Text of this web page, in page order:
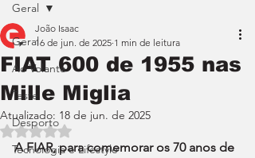
Geral
Ao Volante
Teste
Desporto
Tecnologia e Lifestyle
Geral
FIAT 600 de 1955 nas
Mille Miglia
João Isaac
16 de jun. de 2025 1 min de leitura
Atualizado: 18 de jun. de 2025
Avaliado com NaN de 5 estrelas.
A FIAR, para comemorar os 70 anos de